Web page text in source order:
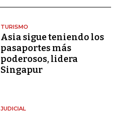
TURISMO
Asia sigue teniendo los
pasaportes más
poderosos, lidera
Singapur
JUDICIAL